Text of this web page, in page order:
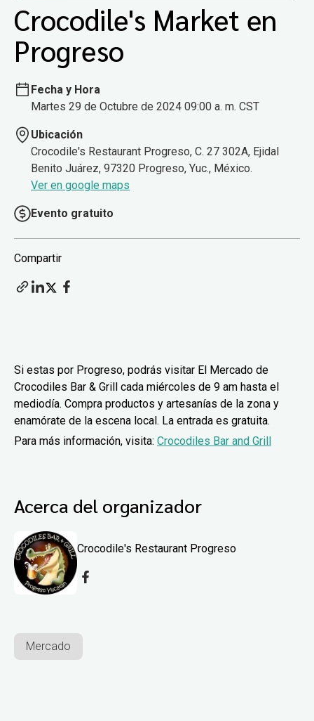
Crocodile's Market en
Progreso
Fecha y Hora
Martes 29 de Octubre de 2024 09:00 a. m. CST
Ubicación
Crocodile's Restaurant Progreso, C. 27 302A, Ejidal
Benito Juárez, 97320 Progreso, Yuc., México.
Ver en google maps
Evento gratuito
Compartir
Si estas por Progreso, podrás visitar El Mercado de
Crocodiles Bar & Grill cada miércoles de 9 am hasta el
mediodía. Compra productos y artesanías de la zona y
enamórate de la escena local. La entrada es gratuita.
Para más información, visita: Crocodiles Bar and Grill
Acerca del organizador
Crocodile's Restaurant Progreso
Mercado